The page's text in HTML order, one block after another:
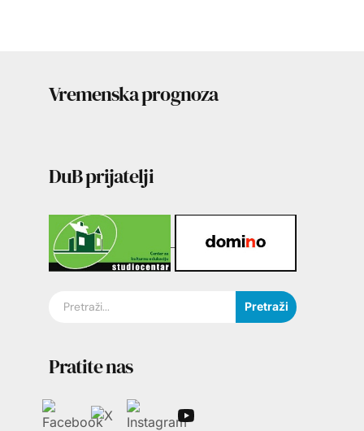
Vremenska prognoza
DuB prijatelji
Pretraži
Pratite nas